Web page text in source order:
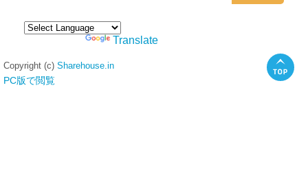
Translate
Copyright (c) Sharehouse.in
PC版で閲覧